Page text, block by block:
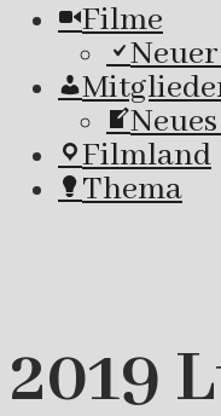
Filme
Filmland
Thema
2019